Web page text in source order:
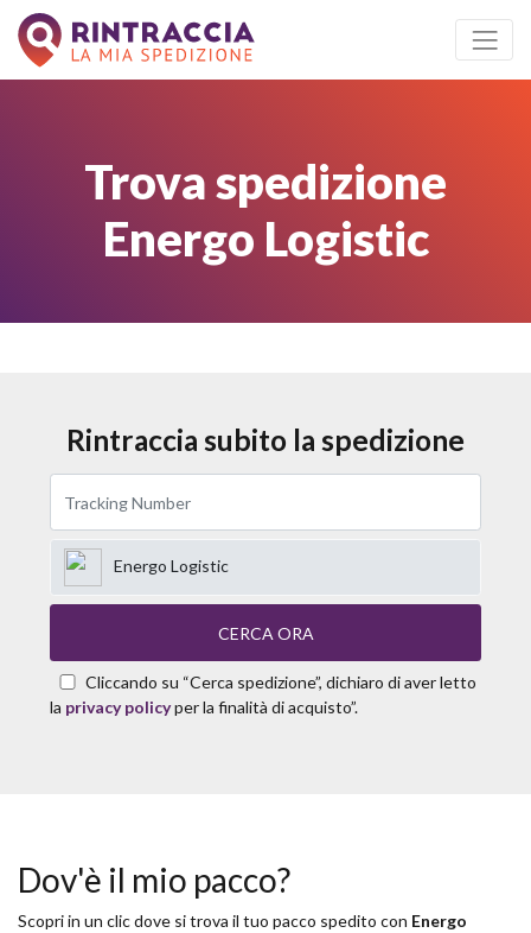
Trova spedizione
Energo Logistic
Rintraccia subito la spedizione
Energo Logistic
CERCA ORA
Cliccando su “Cerca spedizione”, dichiaro di aver letto
la privacy policyper la finalità di acquisto”.
Dov'è il mio pacco?
Scopri in un clic dove si trova il tuo pacco spedito con Energo